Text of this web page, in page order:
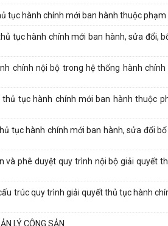
tục hành chính mới ban hành thuộc
tục hành chính mới ban hành, sửa đổi,
chính nội bộ trong hệ thống hành
tục hành chính mới ban hành thuộc
tục hành chính mới ban hành, sửa đổi
và phê duyệt quy trình nội bộ giải quyết
trúc quy trình giải quyết thủ tục hành
LÝ CÔNG SẢN